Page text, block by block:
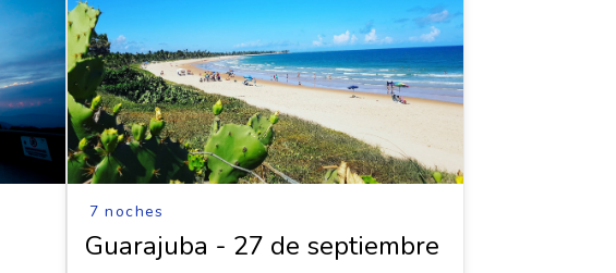
7 noches
Guarajuba - 27 de septiembre